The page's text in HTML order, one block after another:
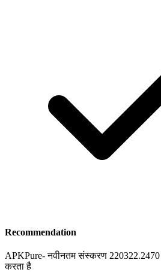
Recommendation
APKPure-नवीनतम संस्करण 220322.2470
करता है